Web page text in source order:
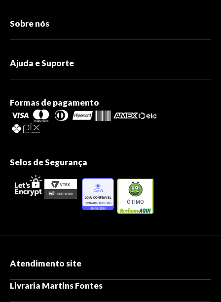
Sobre nós
Ajuda e Suporte
Formas de pagamento
Selos de Segurança
ÓTIMO
Atendimento site
Livraria Martins Fontes